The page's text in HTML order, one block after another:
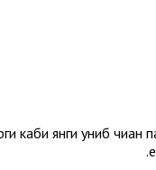
каби янги униб